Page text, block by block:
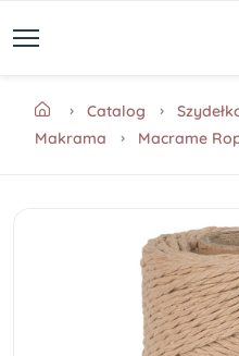
Catalog
Makrama
Macrame